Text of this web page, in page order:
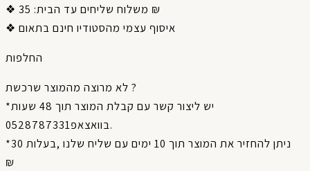
❖ משלוח שליחים עד הבית: 35 ₪
❖ איסוף עצמי מהסטודיו חינם בתאום
החלפות
לא מרוצה מהמוצר שרכשת ?
*יש ליצור קשר עם קבלת המוצר תוך 48 שעות
בוואצאפ0528787331.
*ניתן להחזיר את המוצר תוך 10 ימים עם שליח שלנו ,בעלות 30
₪